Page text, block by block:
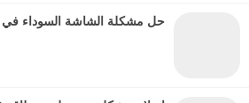
حل مشكلة الشاشة السوداء في Skyrim